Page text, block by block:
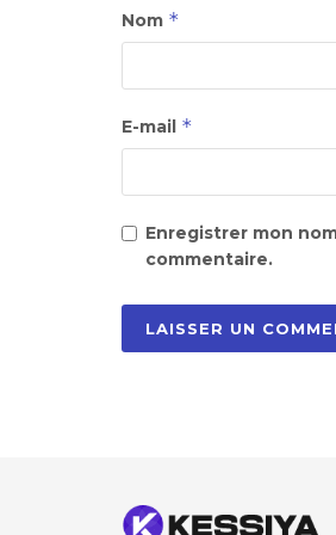
Nom *
E-mail *
Enregistrer mon
commentaire.